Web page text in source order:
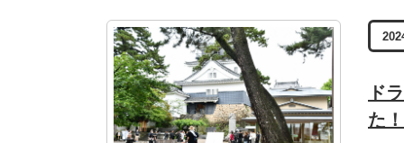
ド
た！